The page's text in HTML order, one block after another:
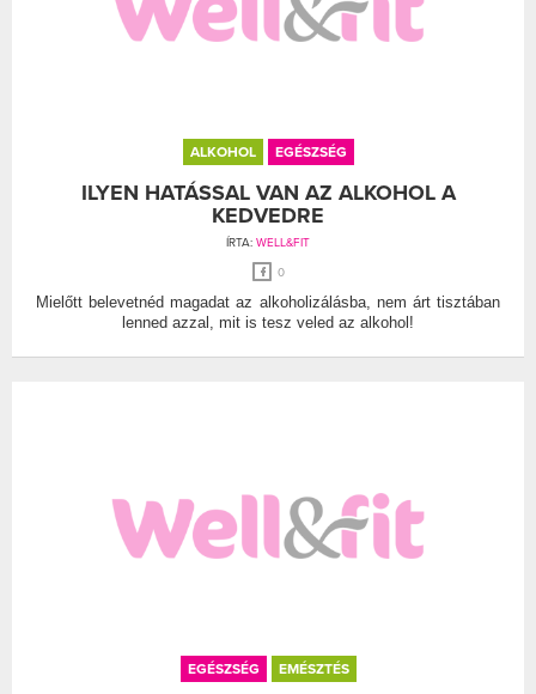
ALKOHOL EGÉSZSÉG
ILYEN HATÁSSAL VAN AZ ALKOHOL A
KEDVEDRE
ÍRTA: WELL&FIT
0
Mielőtt belevetnéd magadat az alkoholizálásba, nem árt tisztában
lenned azzal, mit is tesz veled az alkohol!
EGÉSZSÉG EMÉSZTÉS